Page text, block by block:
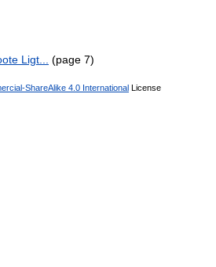
Ligt... (page 7)
ShareAlike 4.0 International License